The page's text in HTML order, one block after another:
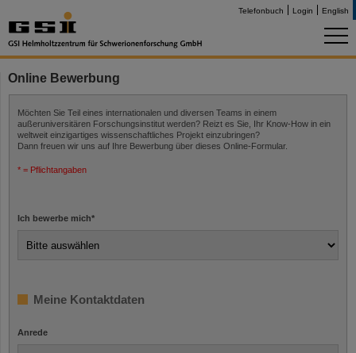
Telefonbuch Login English
Online Bewerbung
Möchten Sie Teil eines internationalen und diversen Teams in einem
außeruniversitären Forschungsinstitut werden? Reizt es Sie, Ihr Know-How in ein
weltweit einzigartiges wissenschaftliches Projekt einzubringen?
Dann freuen wir uns auf Ihre Bewerbung über dieses Online-Formular.
* = Pflichtangaben
Ich bewerbe mich*
Meine Kontaktdaten
Anrede